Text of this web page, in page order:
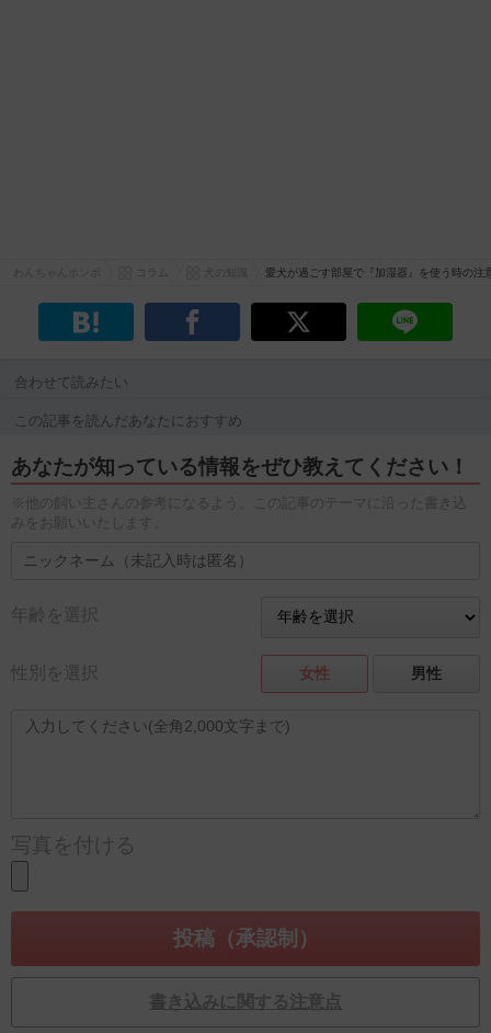
愛犬が過ごす部屋で『加湿器』を使う時の
合わせて読みたい
この記事を読んだあなたにおすすめ
あなたが知っている情報をぜひ教えてください！
※他の飼い主さんの参考になるよう、この記事のテーマに沿った書き込
みをお願いいたします。
年齢を選択
性別を選択 女性 男性
写真を付ける
書き込みに関する注意点